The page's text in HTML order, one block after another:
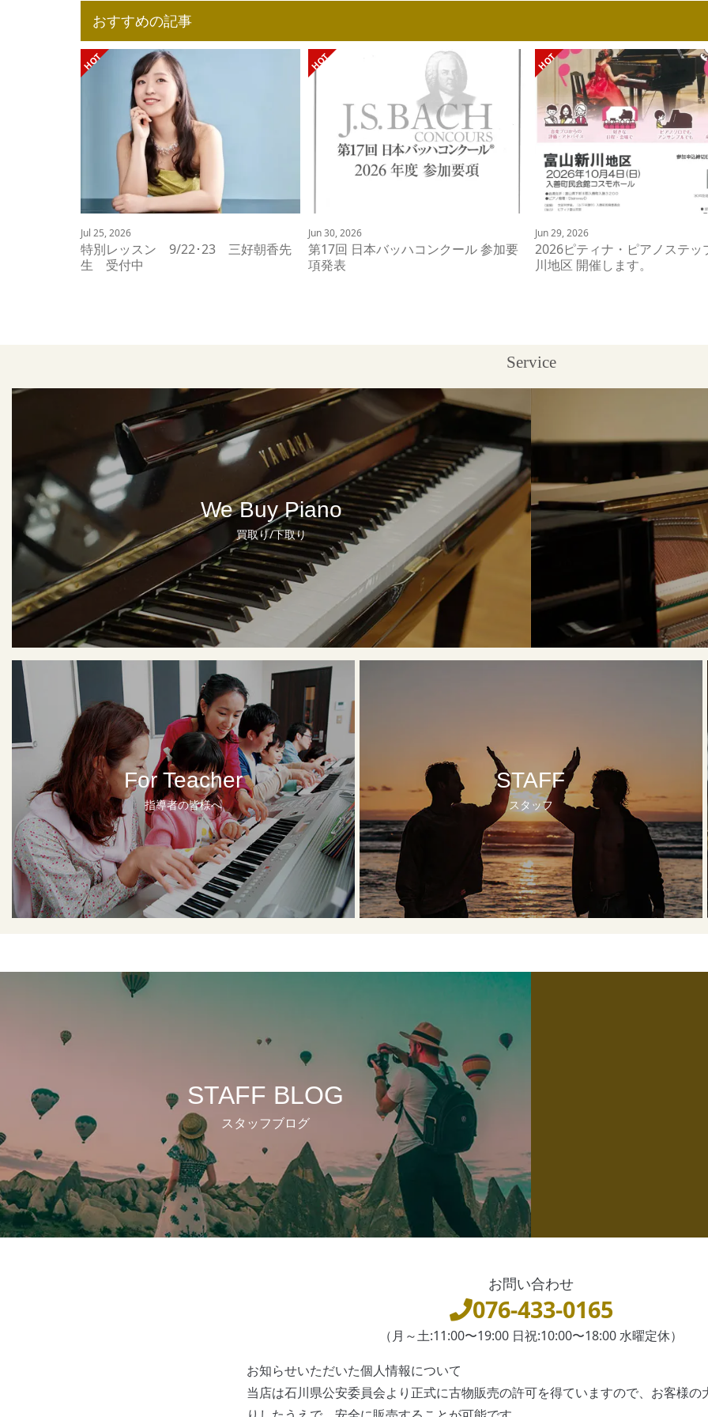
おすすめの記事
Jul 25, 2026
特別レッスン 9/22･23 三好朝香先
生 受付中
Jun 30, 2026
第17回 日本バッハコンクール 参加要
項発表
Jun 29, 2026
2026ピティナ・ピアノステッ
川地区 開催します。
Service
We Buy Piano
買取り/下取り
For Teacher
指導者の皆様へ
STAFF
スタッフ
STAFF BLOG
スタッフブログ
お問い合わせ
076-433-0165
（月～土:11:00〜19:00 日祝:10:00〜18:00 水曜定休）
お知らせいただいた個人情報について
当店は石川県公安委員会より正式に古物販売の許可を得ていますので、お客様の